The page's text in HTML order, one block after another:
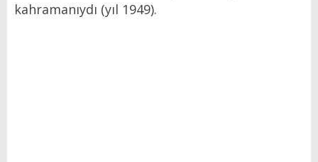
kahramanıydı (yıl 1949).